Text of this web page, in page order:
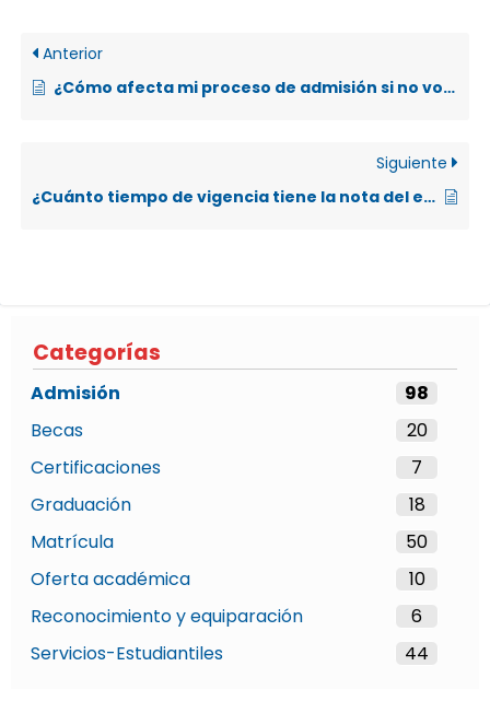
Categorías
Admisión
98
Becas
20
Certificaciones
7
Graduación
18
Matrícula
50
Oferta académica
10
Reconocimiento y equiparación
6
Servicios-Estudiantiles
44
Anterior
¿Cómo afecta mi proceso de admisión si no voy a capacitación de matrícula?
Siguiente
¿Cuánto tiempo de vigencia tiene la nota del examen de admisión?